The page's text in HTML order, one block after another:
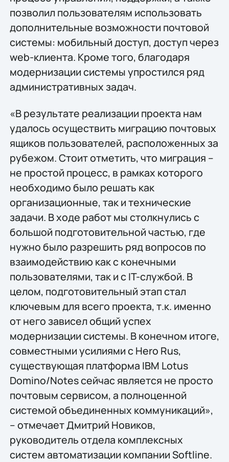
позволил пользователям использовать
дополнительные возможности почтовой
системы: мобильный доступ, доступ через
web-клиента. Кроме того, благодаря
модернизации системы упростился ряд
административных задач.
«В результате реализации проекта нам
удалось осуществить миграцию почтовых
ящиков пользователей, расположенных за
рубежом. Стоит отметить, что миграция –
не простой процесс, в рамках которого
необходимо было решать как
организационные, так и технические
задачи. В ходе работ мы столкнулись с
большой подготовительной частью, где
нужно было разрешить ряд вопросов по
взаимодействию как с конечными
пользователями, так и с IT-службой. В
целом, подготовительный этап стал
ключевым для всего проекта, т.к. именно
от него зависел общий успех
модернизации системы. В конечном итоге,
совместными усилиями с Hero Rus,
существующая платформа IBM Lotus
Domino/Notes сейчас является не просто
почтовым сервисом, а полноценной
системой объединенных коммуникаций»,
– отмечает Дмитрий Новиков,
руководитель отдела комплексных
систем автоматизации компании Softline.